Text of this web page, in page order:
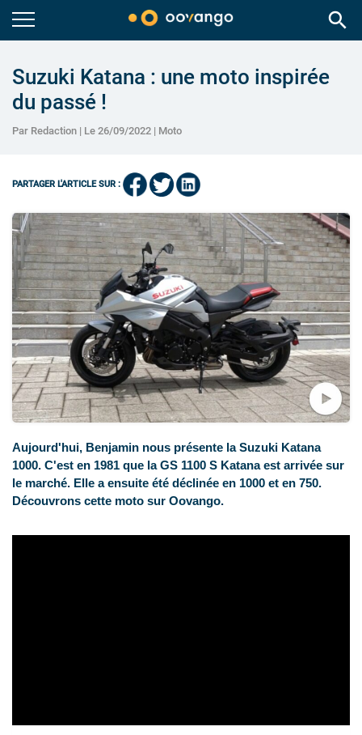
search
Suzuki Katana : une moto inspirée
du passé !
Par Redaction | Le 26/09/2022 | Moto
PARTAGER L'ARTICLE SUR :
Aujourd'hui, Benjamin nous présente la Suzuki Katana
1000. C'est en 1981 que la GS 1100 S Katana est arrivée sur
le marché. Elle a ensuite été déclinée en 1000 et en 750.
Découvrons cette moto sur Oovango.